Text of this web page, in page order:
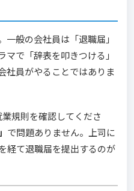
一般の会社員は「退職届」
で「辞表を叩きつける」
社員がやることではありま
規則を確認してくださ
で問題ありません。上司に
経て退職届を提出するのが